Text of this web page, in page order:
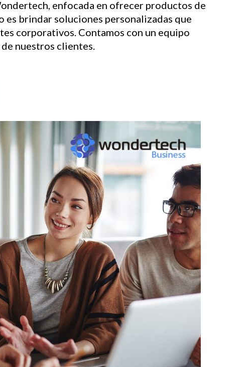
enfocada en ofrecer productos de
brindar soluciones personalizadas que
corporativos. Contamos con un equipo
nuestros clientes.